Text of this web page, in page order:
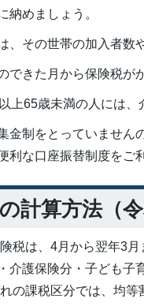
納めましょう。
、その世帯の加入者数
できた月から保険税が
上65歳未満の人には、
金制をとっていません
利な口座振替制度をご
計算方法（令
税は、4月から翌年3
介護保険分・子ども子
の課税区分では、均